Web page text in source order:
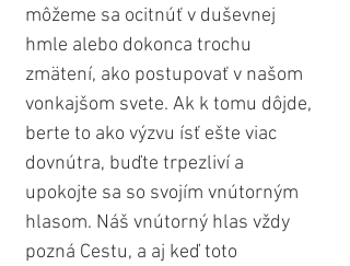
môžeme sa ocitnúť v duševnej
hmle alebo dokonca trochu
zmätení, ako postupovať v našom
vonkajšom svete. Ak k tomu dôjde,
berte to ako výzvu ísť ešte viac
dovnútra, buďte trpezliví a
upokojte sa so svojím vnútorným
hlasom. Náš vnútorný hlas vždy
pozná Cestu, a aj keď toto